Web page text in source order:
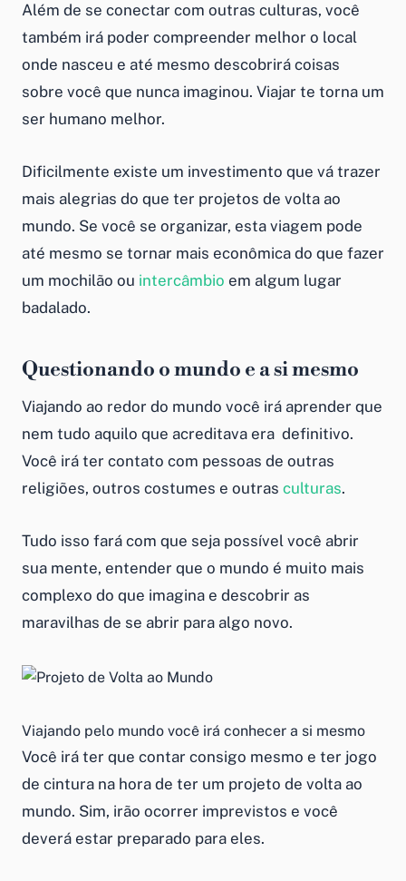
Além de se conectar com outras culturas, você
também irá poder compreender melhor o local
onde nasceu e até mesmo descobrirá coisas
sobre você que nunca imaginou. Viajar te torna um
ser humano melhor.
Dificilmente existe um investimento que vá trazer
mais alegrias do que ter projetos de volta ao
mundo. Se você se organizar, esta viagem pode
até mesmo se tornar mais econômica do que fazer
um mochilão ou intercâmbio em algum lugar
badalado.
Questionando o mundo e a si mesmo
Viajando ao redor do mundo você irá aprender que
nem tudo aquilo que acreditava era definitivo.
Você irá ter contato com pessoas de outras
religiões, outros costumes e outras culturas.
Tudo isso fará com que seja possível você abrir
sua mente, entender que o mundo é muito mais
complexo do que imagina e descobrir as
maravilhas de se abrir para algo novo.
Viajando pelo mundo você irá conhecer a si mesmo
Você irá ter que contar consigo mesmo e ter jogo
de cintura na hora de ter um projeto de volta ao
mundo. Sim, irão ocorrer imprevistos e você
deverá estar preparado para eles.